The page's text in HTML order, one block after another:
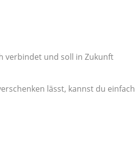
verbindet und soll in Zukunft
lässt, kannst du einfach